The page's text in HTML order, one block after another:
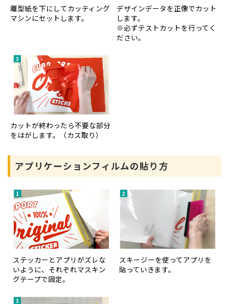
離型紙を下にしてカッティング
マシンにセットします。
デザインデータを正像でカット
します。
※必ずテストカットを行ってく
ださい。
カットが終わったら不要な部分
をはがします。（カス取り）
アプリケーションフィルムの貼り方
ステッカーとアプリがズレな
いように、それぞれマスキン
グテープで固定。
スキージーを使ってアプリを
貼っていきます。